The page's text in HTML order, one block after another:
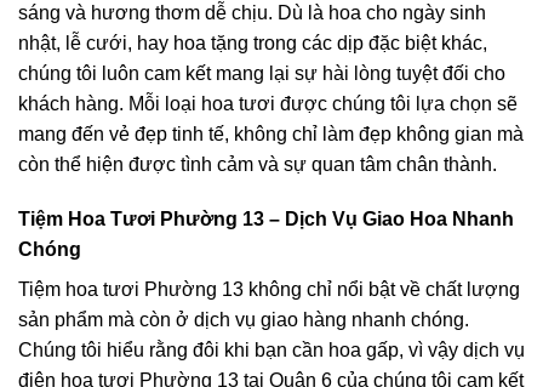
sáng và hương thơm dễ chịu. Dù là hoa cho ngày sinh
nhật, lễ cưới, hay hoa tặng trong các dịp đặc biệt khác,
chúng tôi luôn cam kết mang lại sự hài lòng tuyệt đối cho
khách hàng. Mỗi loại hoa tươi được chúng tôi lựa chọn sẽ
mang đến vẻ đẹp tinh tế, không chỉ làm đẹp không gian mà
còn thể hiện được tình cảm và sự quan tâm chân thành.
Tiệm Hoa Tươi Phường 13 – Dịch Vụ Giao Hoa Nhanh
Chóng
Tiệm hoa tươi Phường 13 không chỉ nổi bật về chất lượng
sản phẩm mà còn ở dịch vụ giao hàng nhanh chóng.
Chúng tôi hiểu rằng đôi khi bạn cần hoa gấp, vì vậy dịch vụ
điện hoa tươi Phường 13 tại Quận 6 của chúng tôi cam kết